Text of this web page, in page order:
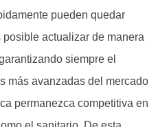
pueden quedar
actualizar de manera
siempre el
más avanzadas del mercado
permanezca competitiva en